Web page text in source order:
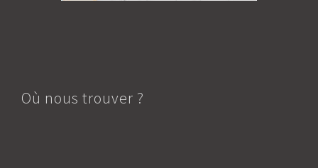
Où nous trouver ?